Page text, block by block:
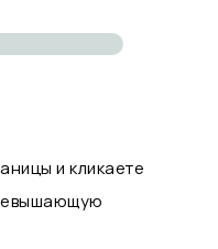
и кликаете